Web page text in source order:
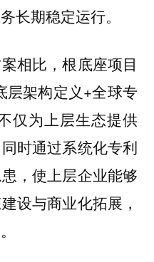
长期稳定运行。
相比，根底座项目
层架构定义+全球专
仅为上层生态提供
时通过系统化专利
，使上层企业能够
设与商业化拓展，